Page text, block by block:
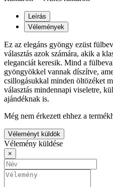
Leírás
Vélemények
Ez az elegáns gyöngy ezüst
választás azok számára, akik a
eleganciát keresik. Mind a
gyöngyökkel vannak díszítve,
csillogásukkal minden öltözéket
választás mindennapi viseletre,
ajándéknak is.
Még nem érkezett ehhez a
Véleményt küldök
Vélemény küldése
×